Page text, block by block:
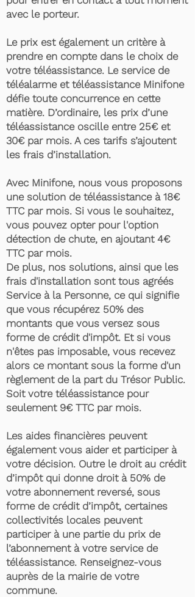
avec le porteur.
Le prix est également un critère à
prendre en compte dans le choix de
votre téléassistance. Le service de
téléalarme et téléassistance Minifone
défie toute concurrence en cette
matière. D’ordinaire, les prix d’une
téléassistance oscille entre 25€ et
30€ par mois. A ces tarifs s’ajoutent
les frais d’installation.
Avec Minifone, nous vous proposons
une solution de téléassistance à 18€
TTC par mois. Si vous le souhaitez,
vous pouvez opter pour l'option
détection de chute, en ajoutant 4€
TTC par mois.
De plus, nos solutions, ainsi que les
frais d'installation sont tous agréés
Service à la Personne, ce qui signifie
que vous récupérez 50% des
montants que vous versez sous
forme de crédit d'impôt. Et si vous
n'êtes pas imposable, vous recevez
alors ce montant sous la forme d'un
règlement de la part du Trésor Public.
Soit votre téléassistance pour
seulement 9€ TTC par mois.
Les aides financières peuvent
également vous aider et participer à
votre décision. Outre le droit au crédit
d’impôt qui donne droit à 50% de
votre abonnement reversé, sous
forme de crédit d’impôt, certaines
collectivités locales peuvent
participer à une partie du prix de
l’abonnement à votre service de
téléassistance. Renseignez-vous
auprès de la mairie de votre
commune.